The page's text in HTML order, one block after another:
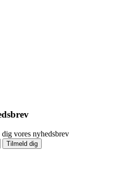
vores nyhedsbrev
Tilmeld dig